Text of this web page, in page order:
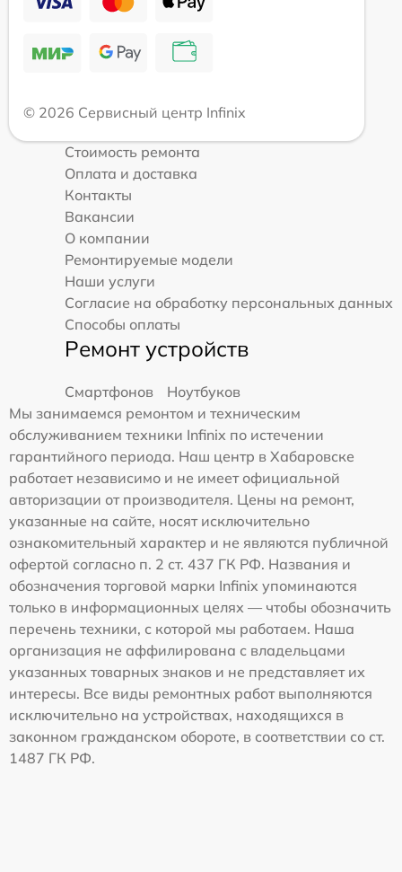
© 2026 Сервисный центр Infinix
Стоимость ремонта
Оплата и доставка
Контакты
Вакансии
О компании
Ремонтируемые модели
Наши услуги
Согласие на обработку персональных данных
Способы оплаты
Ремонт устройств
Смартфонов
Ноутбуков
Мы занимаемся ремонтом и техническим
обслуживанием техники Infinix по истечении
гарантийного периода. Наш центр в Хабаровске
работает независимо и не имеет официальной
авторизации от производителя. Цены на ремонт,
указанные на сайте, носят исключительно
ознакомительный характер и не являются публичной
офертой согласно п. 2 ст. 437 ГК РФ. Названия и
обозначения торговой марки Infinix упоминаются
только в информационных целях — чтобы обозначить
перечень техники, с которой мы работаем. Наша
организация не аффилирована с владельцами
указанных товарных знаков и не представляет их
интересы. Все виды ремонтных работ выполняются
исключительно на устройствах, находящихся в
законном гражданском обороте, в соответствии со ст.
1487 ГК РФ.